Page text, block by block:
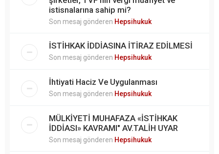
istisnalarına sahip mi?
Son mesaj gönderen Hepsihukuk
İSTİHKAK İDDİASINA İTİRAZ EDİLMESİ
Son mesaj gönderen Hepsihukuk
İhtiyati Haciz Ve Uygulanması
Son mesaj gönderen Hepsihukuk
MÜLKİYETİ MUHAFAZA «İSTİHKAK
İDDİASI» KAVRAMI" AV.TALİH UYAR
Son mesaj gönderen Hepsihukuk